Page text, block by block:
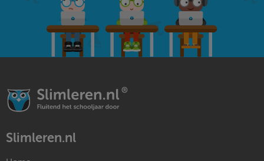
Slimleren.nl